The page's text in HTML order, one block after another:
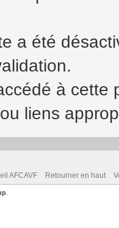
a été
à cette
liens
AFCAVF Retourner en haut
.